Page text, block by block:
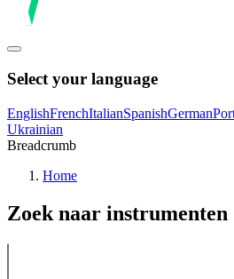
Select your language
EnglishFrenchItalianSpanishGerman
Ukrainian
Breadcrumb
Home
Zoek naar instrumenten